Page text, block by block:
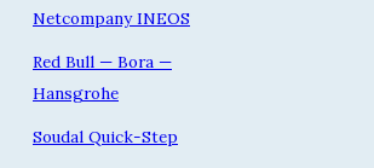
Netcompany INEOS
Red Bull — Bora —
Hansgrohe
Soudal Quick-Step